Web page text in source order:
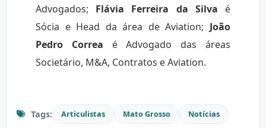
Advogados; Flávia Ferreira da Silva é
Sócia e Head da área de Aviation; João
Pedro Correa é Advogado das áreas
Societário, M&A, Contratos e Aviation.
Tags: Articulistas Mato Grosso Notícias